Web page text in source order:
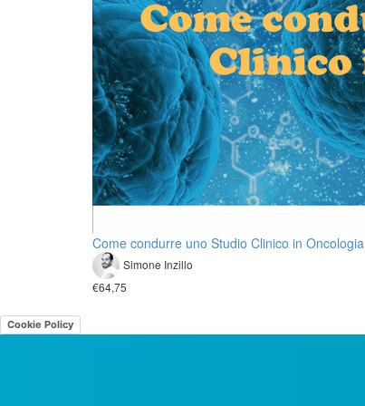
Come condurre uno Studio Clinico in Oncologia
Simone Inzillo
€64,75
Cookie Policy